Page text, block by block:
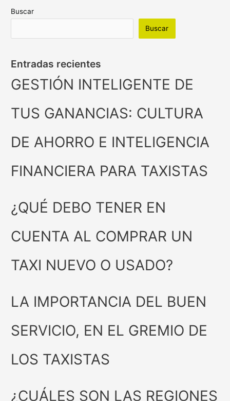
Buscar
Buscar
Entradas recientes
GESTIÓN INTELIGENTE DE
TUS GANANCIAS: CULTURA
DE AHORRO E INTELIGENCIA
FINANCIERA PARA TAXISTAS
¿QUÉ DEBO TENER EN
CUENTA AL COMPRAR UN
TAXI NUEVO O USADO?
LA IMPORTANCIA DEL BUEN
SERVICIO, EN EL GREMIO DE
LOS TAXISTAS
¿CUÁLES SON LAS REGIONES